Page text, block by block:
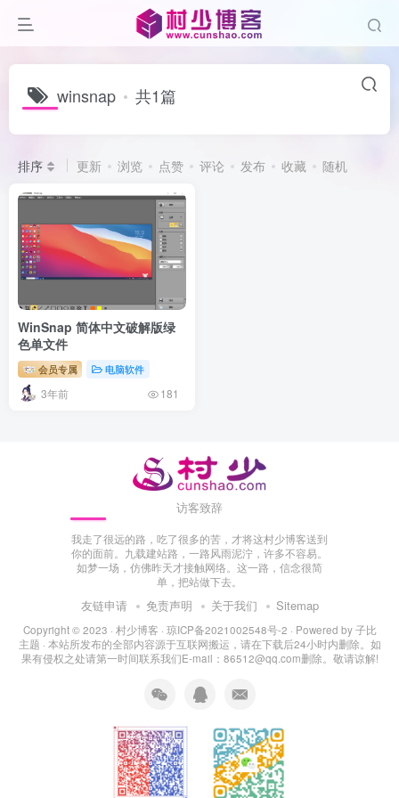
winsnap 共1篇
排序 更新 浏览 点赞 评论 发布 收藏 随机
WinSnap 简体中文破解版绿
色单文件
会员专属 电脑软件
3年前 181
访客致辞
我走了很远的路，吃了很多的苦，才将这村少博客送到
你的面前。九载建站路，一路风雨泥泞，许多不容易。
如梦一场，仿佛昨天才接触网络。这一路，信念很简
单，把站做下去。
友链申请 免责声明 关于我们 Sitemap
Copyright © 2023 · 村少博客 · 琼ICP备2021002548号-2 · Powered by子比
主题 · 本站所发布的全部内容源于互联网搬运，请在下载后24小时内删除。如
果有侵权之处请第一时间联系我们E-mail：86512@qq.com删除。敬请谅解!